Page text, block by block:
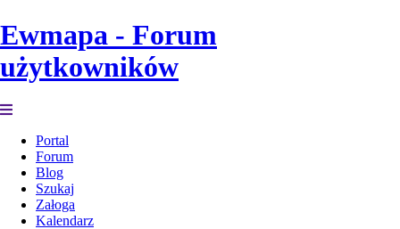
Ewmapa - Forum
użytkowników
Portal
Forum
Blog
Szukaj
Załoga
Kalendarz